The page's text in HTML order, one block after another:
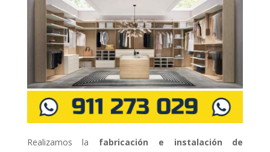
Realizamos la fabricación e instalación de